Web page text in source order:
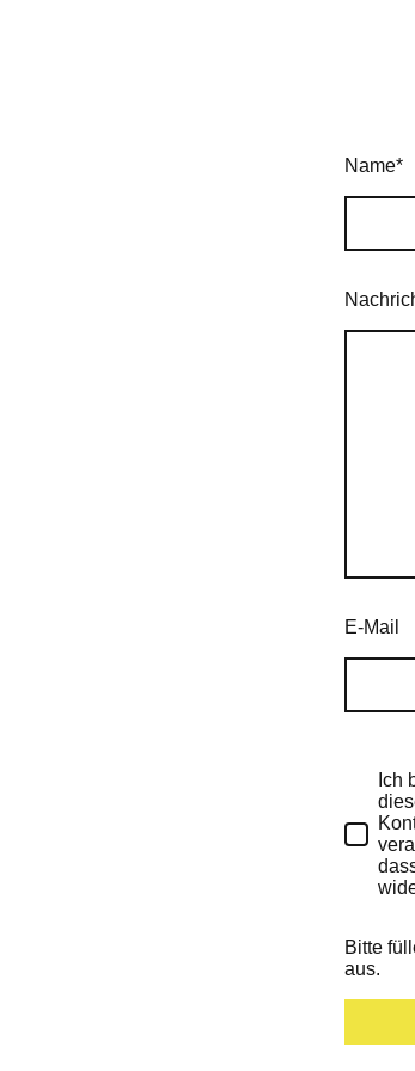
Name*
E-Mail
Ich
Bitte
aus.